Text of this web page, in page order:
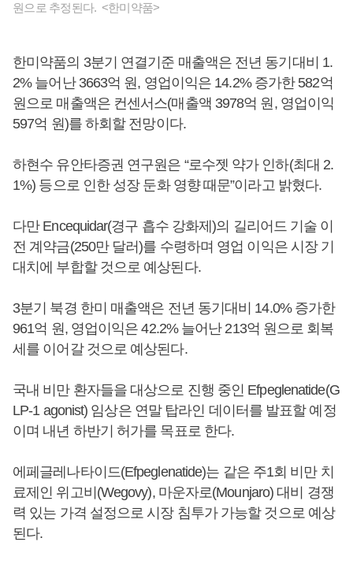
원으로 추정된다. <한미약품>
한미약품의 3분기 연결기준 매출액은 전년 동기대비 1.
2% 늘어난 3663억 원, 영업이익은 14.2% 증가한 582억
원으로 매출액은 컨센서스(매출액 3978억 원, 영업이익
597억 원)를 하회할 전망이다.
하현수 유안타증권 연구원은 “로수젯 약가 인하(최대 2.
1%) 등으로 인한 성장 둔화 영향 때문”이라고 밝혔다.
다만 Encequidar(경구 흡수 강화제)의 길리어드 기술 이
전 계약금(250만 달러)를 수령하며 영업 이익은 시장 기
대치에 부합할 것으로 예상된다.
3분기 북경 한미 매출액은 전년 동기대비 14.0% 증가한
961억 원, 영업이익은 42.2% 늘어난 213억 원으로 회복
세를 이어갈 것으로 예상된다.
국내 비만 환자들을 대상으로 진행 중인 Efpeglenatide(G
LP-1 agonist) 임상은 연말 탑라인 데이터를 발표할 예정
이며 내년 하반기 허가를 목표로 한다.
에페글레나타이드(Efpeglenatide)는 같은 주1회 비만 치
료제인 위고비(Wegovy), 마운자로(Mounjaro) 대비 경쟁
력 있는 가격 설정으로 시장 침투가 가능할 것으로 예상
된다.